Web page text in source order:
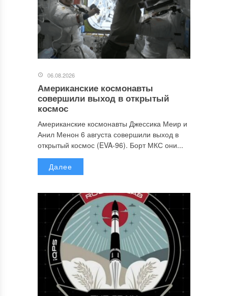
06.08.2026
Американские космонавты
совершили выход в открытый
космос
Американские космонавты Джессика Меир и
Анил Менон 6 августа совершили выход в
открытый космос (EVA-96). Борт МКС они...
Далее